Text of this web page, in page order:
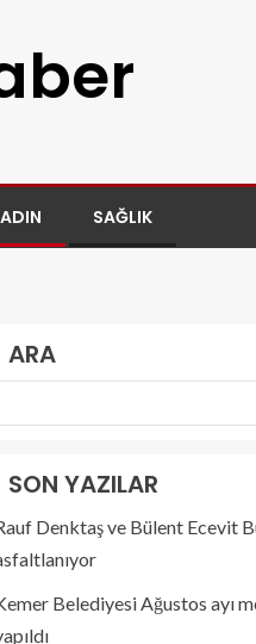
SAĞLIK
ARA
SON YAZILAR
Denktaş ve Bülent Ecevit
Belediyesi Ağustos ayı